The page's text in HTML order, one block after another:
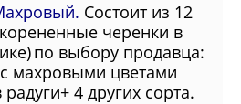
Состоит из 12
черенки в
по выбору продавца:
махровыми цветами
+ 4 других сорта.